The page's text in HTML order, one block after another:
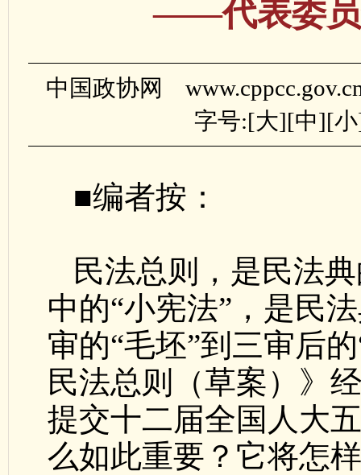
——代表委员
中国政协网
字号:[大][中][小
■编者按：
民法总则，是民法
中的“小宪法”，是民
审的“毛坯”到三审后
民法总则（草案）》
提交十二届全国人大
么如此重要？它将怎